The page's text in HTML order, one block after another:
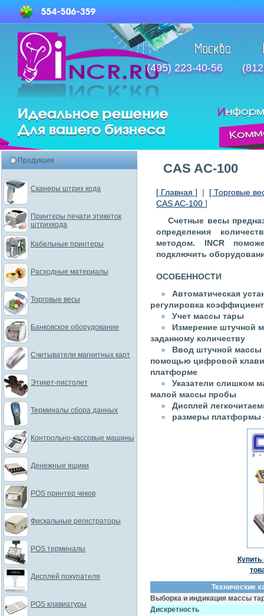
(495) 223-40-56
CAS AC-100
[ Главная ] | [ Торговые
CAS AC-100 ]
Счетные весы
определения
методом. INCR
подключить
ОСОБЕННОСТИ
Автоматическая
регулировка
Учет массы тары
Измерение штучной
заданному количеству
Ввод штучной массы
помощью цифровой
платформе
Указатели слишком
малой массы пробы
Дисплей
размеры платформы
Технические
Выборка и индикация массы
Дискретность
Продукция
Сканеры штрих кода
Принтеры печати этикеток
штрихкода
Кабельные принтеры
Расходные материалы
Торговые весы
Банковское оборудование
Считыватели магнитных карт
Этикет-пистолет
Терминалы сбора данных
Контрольно-кассовые машины
Денежные ящики
POS принтер чеков
Фискальные регистраторы
POS терминалы
Дисплей покупателя
POS клавиатуры